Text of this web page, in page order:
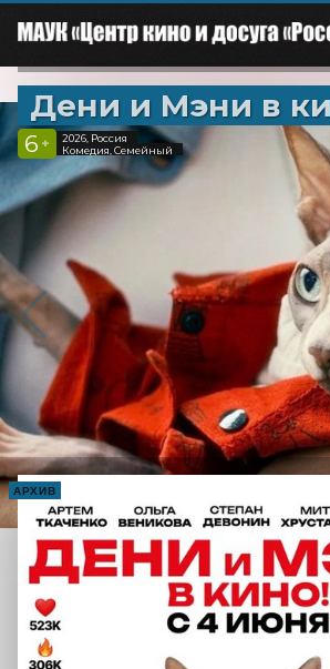
Дени и Мэни в
6 +
2026, Россия
Комедия, Семейный
АРХИВ